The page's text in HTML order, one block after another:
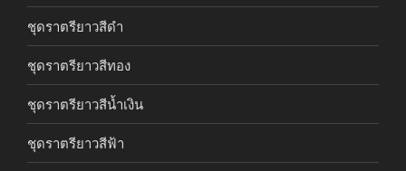
ชุดราตรียาวสีดำ
ชุดราตรียาวสีทอง
ชุดราตรียาวสีน้ำเงิน
ชุดราตรียาวสีฟ้า